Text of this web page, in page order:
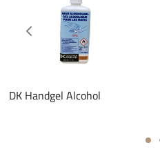
DK Handgel Alcohol